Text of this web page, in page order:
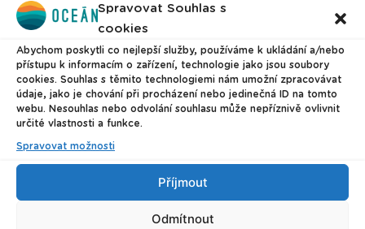
Spravovat Souhlas s
cookies
Abychom poskytli co nejlepší služby, používáme k ukládání a/nebo
přístupu k informacím o zařízení, technologie jako jsou soubory
cookies. Souhlas s těmito technologiemi nám umožní zpracovávat
údaje, jako je chování při procházení nebo jedinečná ID na tomto
webu. Nesouhlas nebo odvolání souhlasu může nepříznivě ovlivnit
určité vlastnosti a funkce.
Spravovat možnosti
Příjmout
Odmítnout
© 2026 Plavecké centrum Oceán